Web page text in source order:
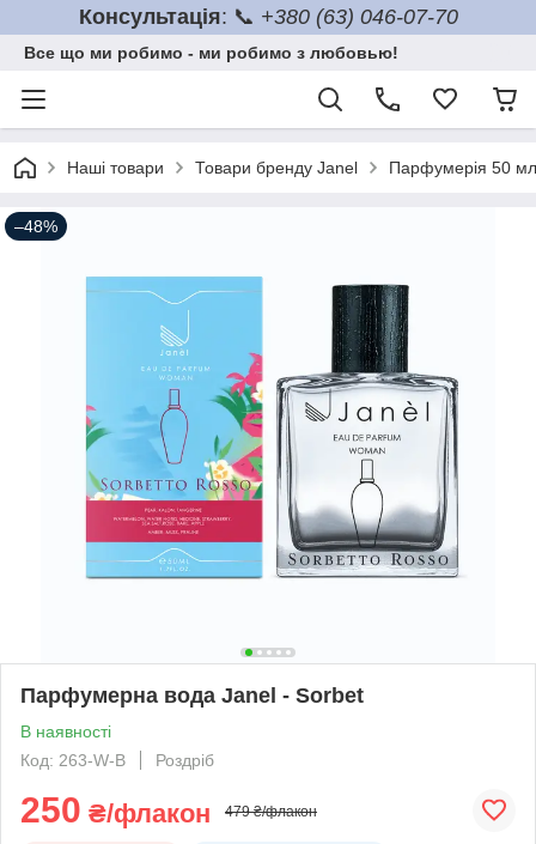
Консультація: 📞 +380 (63) 046-07-70
Все що ми робимо - ми робимо з любовью!
Наші товари Товари бренду Janel Парфумерія 50 мл
–48%
Парфумерна вода Janel - Sorbet
В наявності
Код: 263-W-B
Роздріб
250 ₴/флакон 479 ₴/флакон